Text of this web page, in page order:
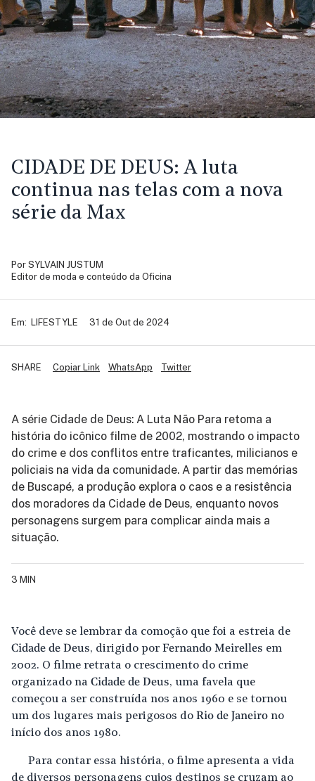
CIDADE DE DEUS: A luta
continua nas telas com a nova
série da Max
Por SYLVAIN JUSTUM
Editor de moda e conteúdo da Oficina
Em: LIFESTYLE 31 de Out de 2024
Copiar Link WhatsApp Twitter
SHARE
A série Cidade de Deus: A Luta Não Para retoma a
história do icônico filme de 2002, mostrando o impacto
do crime e dos conflitos entre traficantes, milicianos e
policiais na vida da comunidade. A partir das memórias
de Buscapé, a produção explora o caos e a resistência
dos moradores da Cidade de Deus, enquanto novos
personagens surgem para complicar ainda mais a
situação.
3 MIN
Você deve se lembrar da comoção que foi a estreia de
Cidade de Deus, dirigido por Fernando Meirelles em
2002. O filme retrata o crescimento do crime
organizado na Cidade de Deus, uma favela que
começou a ser construída nos anos 1960 e se tornou
um dos lugares mais perigosos do Rio de Janeiro no
início dos anos 1980.
Para contar essa história, o filme apresenta a vida
de diversos personagens cujos destinos se cruzam ao